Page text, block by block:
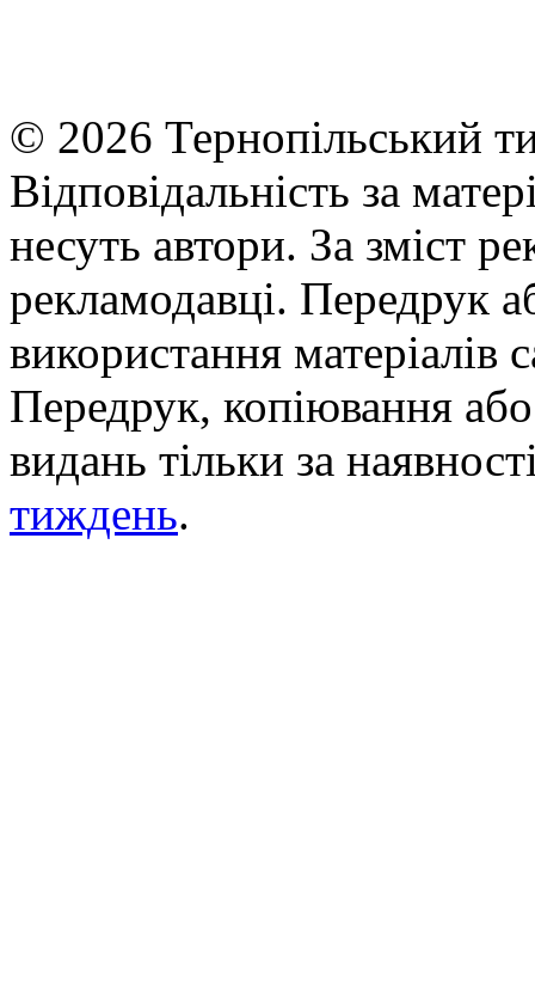
© 2026 Тернопільський
Відповідальність за
несуть автори. За зміст
рекламодавці. Передрук
використання матеріалів
Передрук, копіювання
видань тільки за
тиждень.